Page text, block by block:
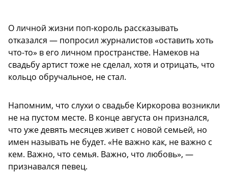
О личной жизни поп-король рассказывать
отказался — попросил журналистов «оставить хоть
что-то» в его личном пространстве. Намеков на
свадьбу артист тоже не сделал, хотя и отрицать, что
кольцо обручальное, не стал.
Напомним, что слухи о свадьбе Киркорова возникли
не на пустом месте. В конце августа он признался,
что уже девять месяцев живет с новой семьей, но
имен называть не будет. «Не важно как, не важно с
кем. Важно, что семья. Важно, что любовь», —
признавался певец.